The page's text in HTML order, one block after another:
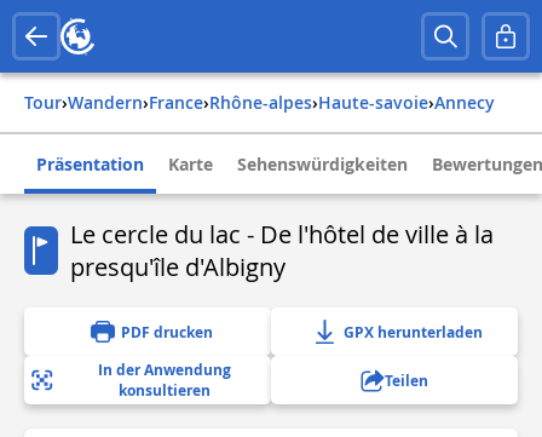
Tour› Wandern› france› rhône-alpes› haute-savoie› annecy
Präsentation Karte Sehenswürdigkeiten
Le cercle du lac - De l'hôtel de ville à la
presqu'île d'Albigny
PDF drucken
GPX herunterladen
In der Anwendung
konsultieren
Teilen